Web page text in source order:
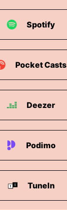
Spotify
Pocket Casts
Deezer
Podimo
TuneIn